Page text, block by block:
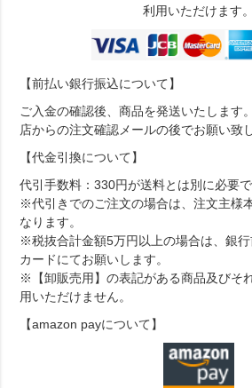
利用いただけます。
【前払い銀行振込について】
ご入金の確認後、商品を発送いたします
店からの注文確認メールの後でお願い致
【代金引換について】
代引手数料：330円が送料とは別に必要で
※代引きでのご注文の場合は、注文主様
なります。
※税抜合計金額5万円以上の場合は、銀
カードにてお願いします。
※【卸販売用】の表記がある商品及びそ
用いただけません。
【amazon payについて】